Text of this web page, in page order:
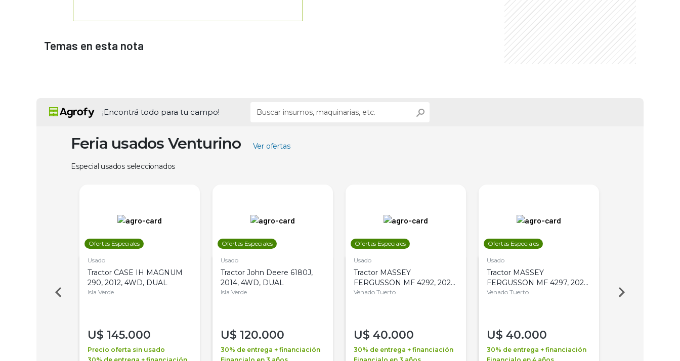
Temas en esta nota
¡Encontrá todo para tu campo!
Feria usados Venturino Ver ofertas
Especial usados seleccionados
Ofertas Especiales
Usado
Tractor CASE IH MAGNUM
290, 2012, 4WD, DUAL
Isla Verde
U$ 145.000
Precio oferta sin usado
Ofertas Especiales
Usado
Tractor John Deere 6180J,
2014, 4WD, DUAL
Isla Verde
U$ 120.000
30% de entrega + financiación
Ofertas Especiales
Usado
Tractor MASSEY
FERGUSSON MF 4292, 2020,
4WD, PATON
Venado Tuerto
U$ 40.000
30% de entrega + financiación
Ofertas Especiales
Usado
Tractor MASSEY
FERGUSSON MF 4297, 2020,
4WD, PATON
Venado Tuerto
U$ 40.000
30% de entrega + financiación
Venado Tuerto